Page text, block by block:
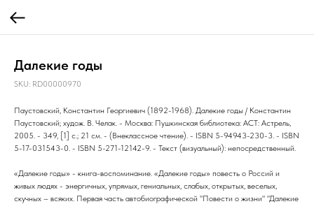
Далекие годы
SKU: RD00000970
Паустовский, Константин Георгиевич (1892-1968). Далекие годы / Константин
Паустовский; худож. В. Челак. - Москва: Пушкинская библиотека: АСТ: Астрель,
2005. - 349, [1] с.; 21 см. - (Внеклассное чтение). - ISBN 5-94943-230-3. - ISBN
5-17-031543-0. - ISBN 5-271-12142-9. - Текст (визуальный): непосредственный.
«Далекие годы» - книга-воспоминание. «Далекие годы» повесть о Россий и
живых людях - энергичных, упрямых, гениальных, слабых, открытых, веселых,
скучных – всяких. Первая часть автобиографической "Повести о жизни" "Далекие